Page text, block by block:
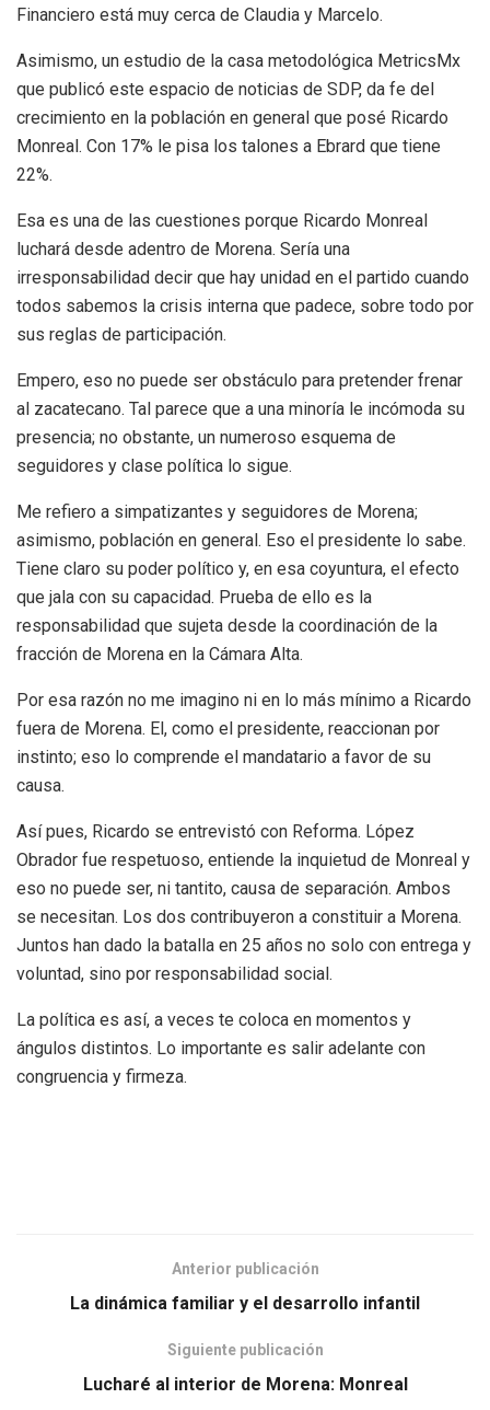
Financiero está muy cerca de Claudia y Marcelo.
Asimismo, un estudio de la casa metodológica MetricsMx
que publicó este espacio de noticias de SDP, da fe del
crecimiento en la población en general que posé Ricardo
Monreal. Con 17% le pisa los talones a Ebrard que tiene
22%.
Esa es una de las cuestiones porque Ricardo Monreal
luchará desde adentro de Morena. Sería una
irresponsabilidad decir que hay unidad en el partido cuando
todos sabemos la crisis interna que padece, sobre todo por
sus reglas de participación.
Empero, eso no puede ser obstáculo para pretender frenar
al zacatecano. Tal parece que a una minoría le incómoda su
presencia; no obstante, un numeroso esquema de
seguidores y clase política lo sigue.
Me refiero a simpatizantes y seguidores de Morena;
asimismo, población en general. Eso el presidente lo sabe.
Tiene claro su poder político y, en esa coyuntura, el efecto
que jala con su capacidad. Prueba de ello es la
responsabilidad que sujeta desde la coordinación de la
fracción de Morena en la Cámara Alta.
Por esa razón no me imagino ni en lo más mínimo a Ricardo
fuera de Morena. El, como el presidente, reaccionan por
instinto; eso lo comprende el mandatario a favor de su
causa.
Así pues, Ricardo se entrevistó con Reforma. López
Obrador fue respetuoso, entiende la inquietud de Monreal y
eso no puede ser, ni tantito, causa de separación. Ambos
se necesitan. Los dos contribuyeron a constituir a Morena.
Juntos han dado la batalla en 25 años no solo con entrega y
voluntad, sino por responsabilidad social.
La política es así, a veces te coloca en momentos y
ángulos distintos. Lo importante es salir adelante con
congruencia y firmeza.
Anterior publicación
La dinámica familiar y el desarrollo infantil
Siguiente publicación
Lucharé al interior de Morena: Monreal